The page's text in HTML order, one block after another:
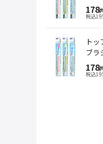
178
税込
ト
ブラ
178
税込